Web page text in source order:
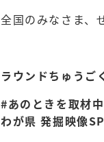
全国のみなさま、
ラウンドちゅうご
#あのときを取材
わが県 発掘映像SP